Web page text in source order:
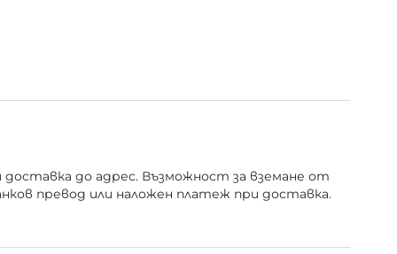
до адрес. Възможност за вземане от
превод или наложен платеж при доставка.